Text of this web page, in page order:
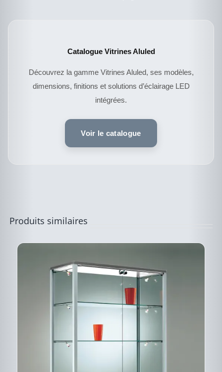
Catalogue Vitrines Aluled
Découvrez la gamme Vitrines Aluled, ses modèles,
dimensions, finitions et solutions d’éclairage LED
intégrées.
Voir le catalogue
Produits similaires
PRODUIT
PRODUIT
VARIATIONS.